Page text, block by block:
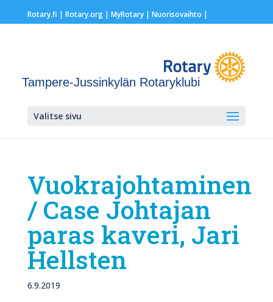
Rotary.fi | Rotary.org| MyRotary | Nuorisovaihto |
Tampere-Jussinkylän Rotaryklubi
Valitse sivu
Vuokrajohtaminen
/ Case Johtajan
paras kaveri, Jari
Hellsten
6.9.2019